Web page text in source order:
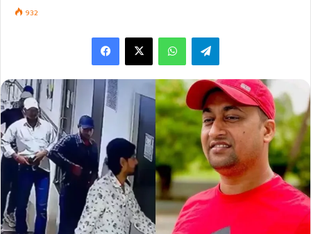
932
WhatsAppTelegram